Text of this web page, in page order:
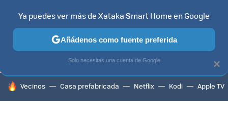
TELEVISORES CONTENIDOS SMART TV SELECCIÓN
HOY SE HABLA DE
Vecinos Casa prefabricada Netflix Kodi Apple TV
×
Ya puedes ver más de Xataka Smart Home en Google
Añádenos como fuente preferida
Solo necesitas una cuenta de Google